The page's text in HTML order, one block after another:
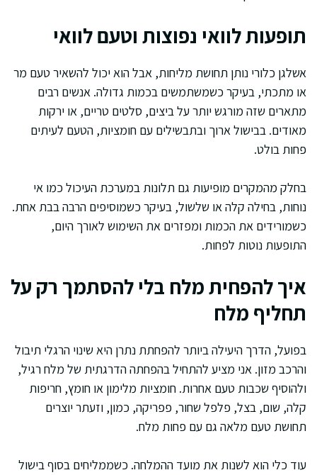
תופעות לוואי נפוצות וטעם לוואי
אשלגן כלורי נותן תחושת מליחות, אבל הוא יכול להשאיר טעם מר
או מתכתי, בעיקר כשמשתמשים בכמות גדולה. אנשים רבים
מתארים שזה מורגש יותר על ביצים, סלטים טריים, או ירקות
מאודים. בבישול ארוך ובתבשילים עם חומציות, הטעם לעיתים
פחות בולט.
בחלק מהמקרים מופיעות גם תלונות במערכת העיכול כמו אי
נוחות, בחילה קלה או שלשול, בעיקר כשמוסיפים הרבה בבת אחת.
כשמורידים את הכמות ומפזרים את השימוש לאורך היום,
התופעות נוטות לפחות.
איך להפחית מלח בלי להסתמך רק על
תחליף מלח
בפועל, הדרך היעילה ביותר להפחתת נתרן היא שינוי הרגלי תיבול
והרכב מזון. אני מציע להתחיל בהפחתה הדרגתית של מלח רגיל,
ולהוסיף שכבות טעם אחרות. חומציות מלימון או חומץ, חריפות
קלה, שום, בצל, פלפל שחור, פפריקה, כמון, וזעתר יוצרים
תחושת טעם מלאה גם עם פחות מלח.
עוד כלי הוא לשנות את מועד ההמלחה. כשממליחים בסוף בישול